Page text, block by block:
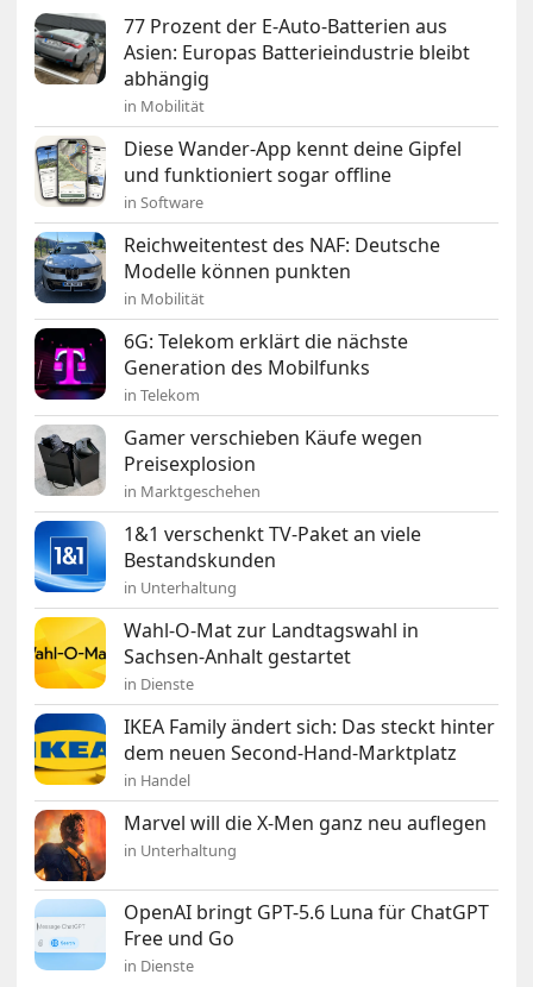
77 Prozent der E-Auto-Batterien aus
Asien: Europas Batterieindustrie bleibt
abhängig
in Mobilität
Diese Wander-App kennt deine Gipfel
und funktioniert sogar offline
in Software
Reichweitentest des NAF: Deutsche
Modelle können punkten
in Mobilität
6G: Telekom erklärt die nächste
Generation des Mobilfunks
in Telekom
Gamer verschieben Käufe wegen
Preisexplosion
in Marktgeschehen
1&1 verschenkt TV-Paket an viele
Bestandskunden
in Unterhaltung
Wahl-O-Mat zur Landtagswahl in
Sachsen-Anhalt gestartet
in Dienste
IKEA Family ändert sich: Das steckt hinter
dem neuen Second-Hand-Marktplatz
in Handel
Marvel will die X-Men ganz neu auflegen
in Unterhaltung
OpenAI bringt GPT-5.6 Luna für ChatGPT
Free und Go
in Dienste